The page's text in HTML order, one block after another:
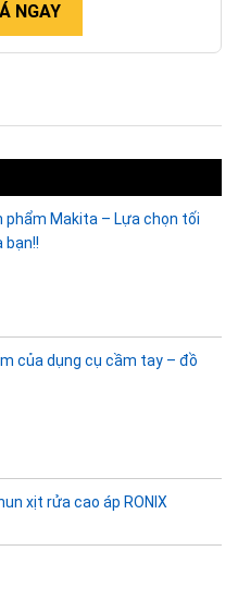
NGAY
phẩm Makita – Lựa chọn tối
bạn!!
của dụng cụ cầm tay – đồ
xịt rửa cao áp RONIX